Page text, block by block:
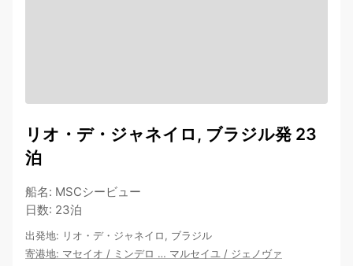
リオ・デ・ジャネイロ, ブラジル発 23
泊
船名: MSCシービュー
日数: 23泊
出発地: リオ・デ・ジャネイロ, ブラジル
寄港地: マセイオ / ミンデロ … マルセイユ / ジェノヴァ